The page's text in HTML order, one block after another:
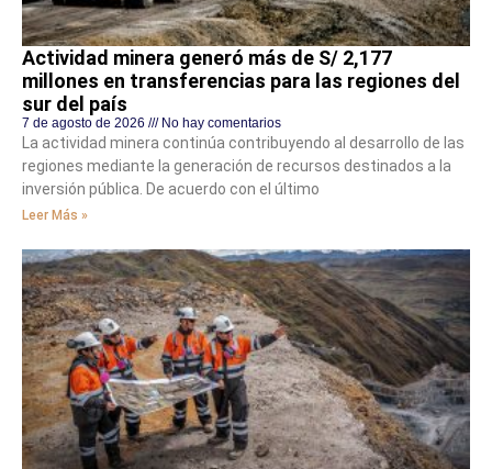
Actividad minera generó más de S/ 2,177
millones en transferencias para las regiones del
sur del país
7 de agosto de 2026 No hay comentarios
La actividad minera continúa contribuyendo al desarrollo de las
regiones mediante la generación de recursos destinados a la
inversión pública. De acuerdo con el último
Leer Más »